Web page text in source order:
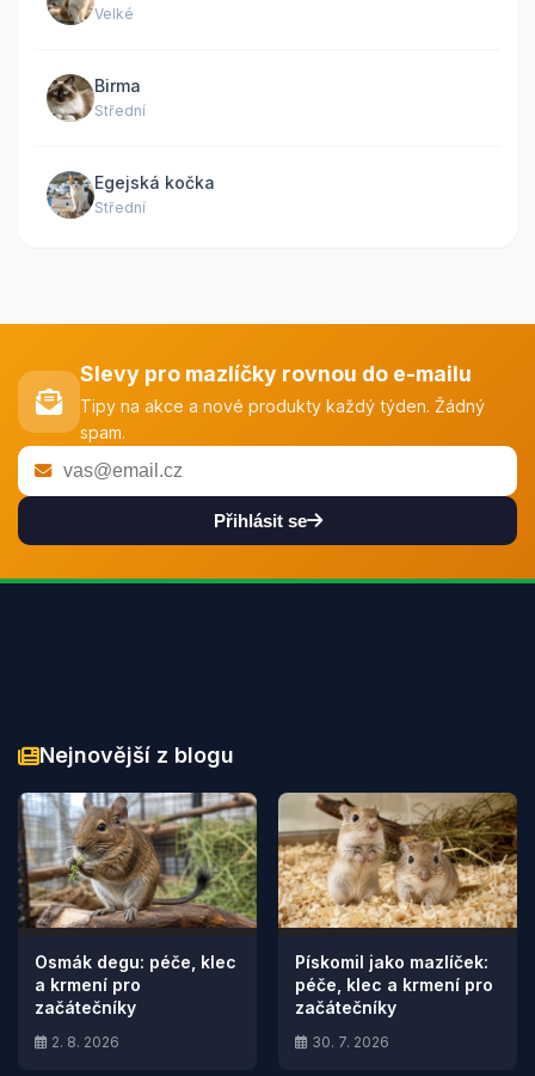
Velké
Birma
Střední
Egejská kočka
Střední
Slevy pro mazlíčky rovnou do e-mailu
Tipy na akce a nové produkty každý týden. Žádný
spam.
Přihlásit se
Nejnovější z blogu
Osmák degu: péče, klec
a krmení pro
začátečníky
2. 8. 2026
Pískomil jako mazlíček:
péče, klec a krmení pro
začátečníky
30. 7. 2026